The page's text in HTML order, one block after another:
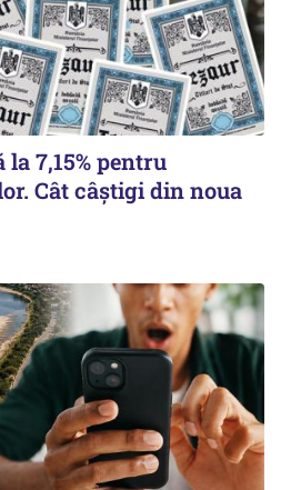
7,15% pentru
Cât câștigi din noua